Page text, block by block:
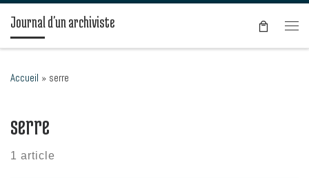
Passer au contenu
Journal d'un archiviste
Accueil » serre
serre
1 article